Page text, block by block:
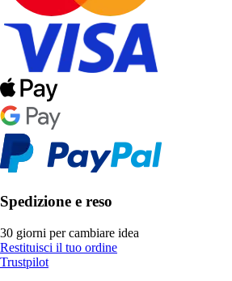
Spedizione e reso
30 giorni per cambiare idea
Restituisci il tuo ordine
Trustpilot